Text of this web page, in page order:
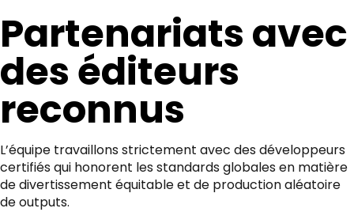
Partenariats avec
des éditeurs
reconnus
L’équipe travaillons strictement avec des développeurs
certifiés qui honorent les standards globales en matière
de divertissement équitable et de production aléatoire
de outputs.